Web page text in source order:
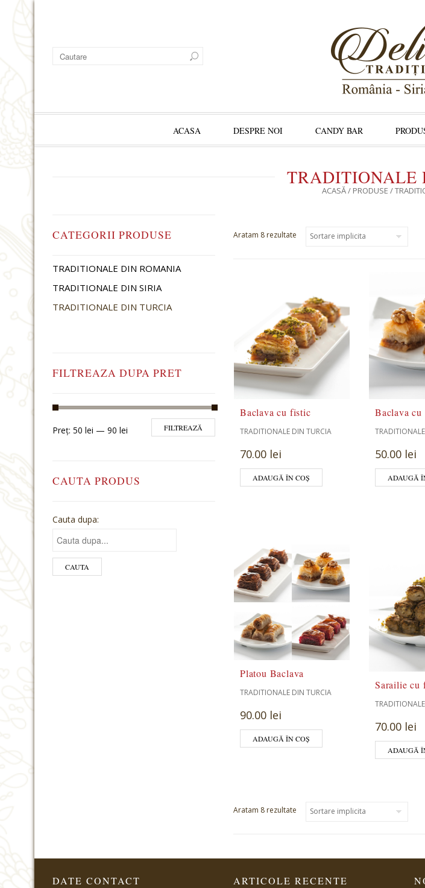
ACASA DESPRE NOI CANDY BAR
TRADITIONALE
ACASĂ/ PRODUSE /
CATEGORII PRODUSE
TRADITIONALE DIN ROMANIA
TRADITIONALE DIN SIRIA
TRADITIONALE DIN TURCIA
FILTREAZA DUPA PRET
FILTREAZĂ
Preț: 50 lei — 90 lei
CAUTA PRODUS
Cauta dupa:
Aratam 8 rezultate
Baclava cu fistic
TRADITIONALE DIN TURCIA
70.00 lei
ADAUGĂ ÎN COȘ
Baclava cu
50.00 lei
ADAUGĂ
Platou Baclava
TRADITIONALE DIN TURCIA
90.00 lei
ADAUGĂ ÎN COȘ
Sarailie cu
70.00 lei
ADAUGĂ
Aratam 8 rezultate
DATE CONTACT ARTICOLE RECENTE